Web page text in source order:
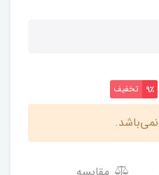
9٪ تخفیف